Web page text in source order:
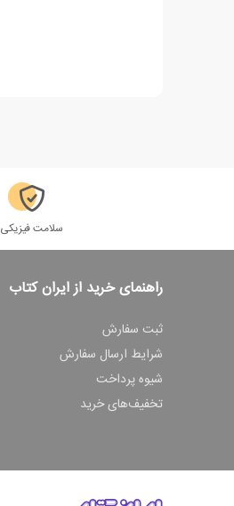
سلامت فیزیکی
راهنمای خرید از ایران کتاب
ثبت سفارش
شرایط ارسال سفارش
شیوه پرداخت
تخفیف‌های خرید